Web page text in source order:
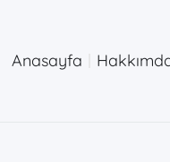
Anasayfa